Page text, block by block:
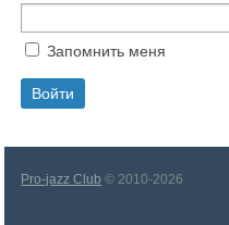
Запомнить меня
Pro-jazz Club © 2010-2026